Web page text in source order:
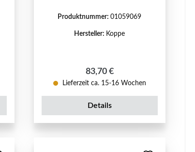
Produktnummer:01059069
Hersteller: Koppe
Regulärer Preis:
83,70 €
Lieferzeit ca. 15-16 Wochen
Details